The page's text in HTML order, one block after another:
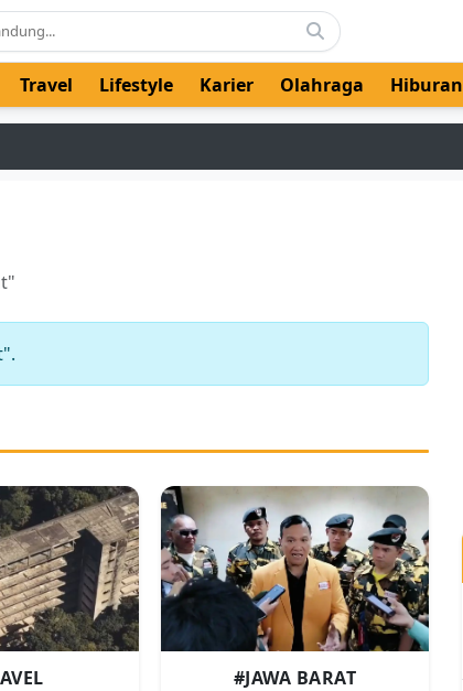
Travel Lifestyle Karier Olahraga Hiburan
#JAWA BARAT